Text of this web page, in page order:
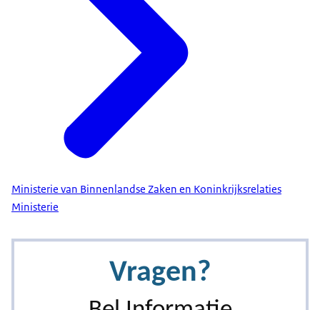
Ministerie van Binnenlandse Zaken en Koninkrijksrelaties
Ministerie